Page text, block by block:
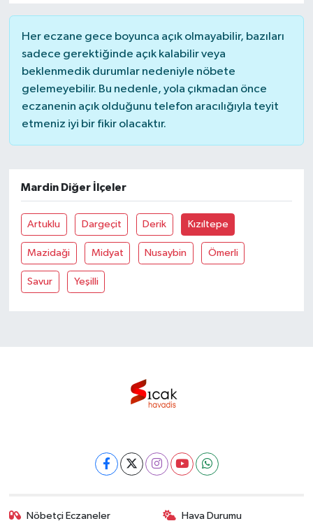
Her eczane gece boyunca açık olmayabilir, bazıları
sadece gerektiğinde açık kalabilir veya
beklenmedik durumlar nedeniyle nöbete
gelemeyebilir. Bu nedenle, yola çıkmadan önce
eczanenin açık olduğunu telefon aracılığıyla teyit
etmeniz iyi bir fikir olacaktır.
Mardin Diğer İlçeler
Artuklu Dargeçit Derik Kızıltepe
Mazidaği Midyat Nusaybin Ömerli
Savur Yeşilli
Nöbetçi Eczaneler Hava Durumu